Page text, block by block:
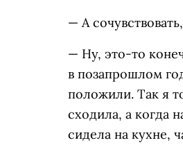
— А
— Ну, это-то
в позапрошлом
положили. Так я
сходила, а когда
сидела на кухне,